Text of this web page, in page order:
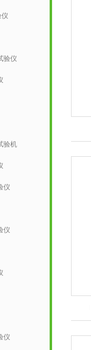
验仪
验机
仪
仪
仪